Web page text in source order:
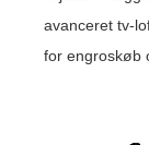
avanceret tv-
for engroskøb